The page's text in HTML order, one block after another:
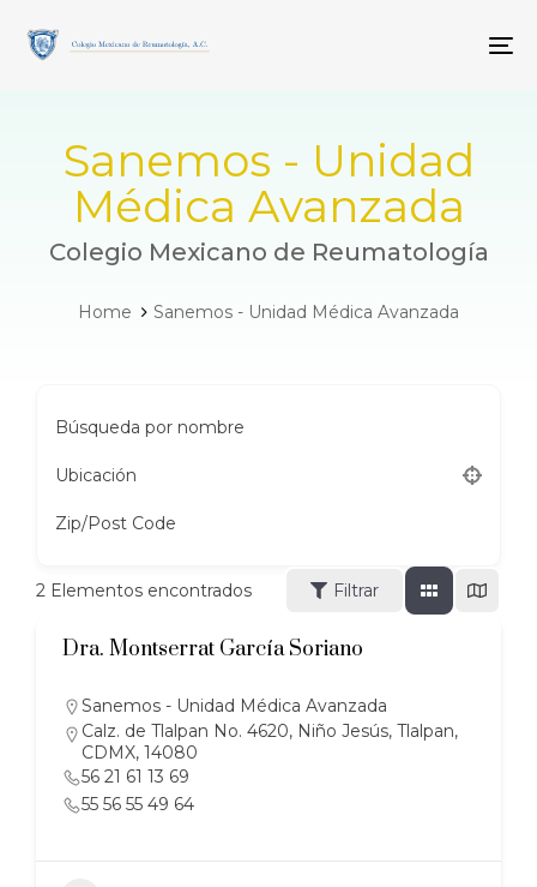
links
primary
Sanemos - Unidad
Médica Avanzada
Colegio Mexicano de Reumatología
Home Sanemos - Unidad Médica Avanzada
Búsqueda por nombre
Ubicación
Zip/Post Code
2 Elementos encontrados Filtrar
Dra. Montserrat García Soriano
Sanemos - Unidad Médica Avanzada
Calz. de Tlalpan No. 4620, Niño Jesús, Tlalpan,
CDMX, 14080
56 21 61 13 69
55 56 55 49 64